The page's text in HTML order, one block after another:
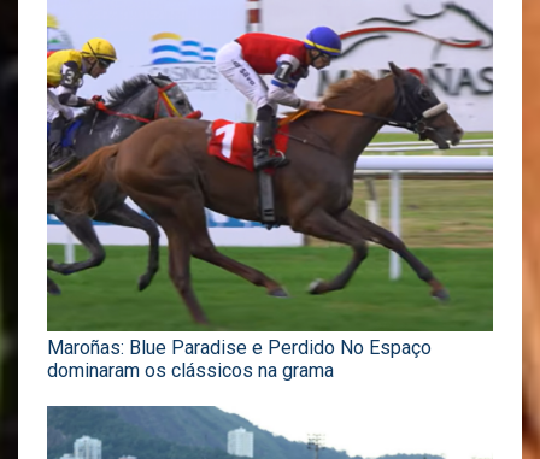
Maroñas: Blue Paradise e Perdido No Espaço
dominaram os clássicos na grama